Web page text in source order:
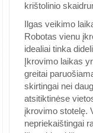
krištolinio
Ilgas veikimo
Robotas vienu
idealiai tinka
Įkrovimo laikas
greitai
skirtingai nei
atsitiktinėse
įkrovimo stotelę.
nepriekaištingai